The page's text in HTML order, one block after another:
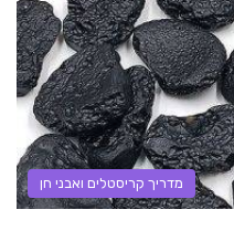
מדריך קריסטלים ואבני חן